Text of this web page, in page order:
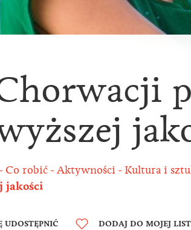
Co robić Aktywności Kultura i
jakości
UDOSTĘPNIĆ DODAJ DO MOJEJ